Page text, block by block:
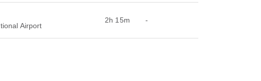
Airport
2h 15m -